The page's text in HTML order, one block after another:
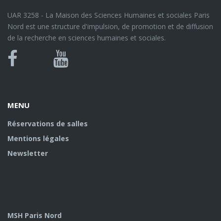
UAR 3258 - La Maison des Sciences Humaines et sociales Paris
Nord est une structure d'impulsion, de promotion et de diffusion
de la recherche en sciences humaines et sociales.
Bluesky
Canal
MENU
Réservations de salles
Mentions légales
Newsletter
MSH Paris Nord